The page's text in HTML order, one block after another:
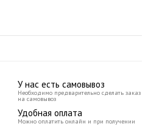
У нас есть самовывоз
Необходимо предварительно сделать заказ
на самовывоз
Удобная оплата
Можно оплатить онлайн и при получении